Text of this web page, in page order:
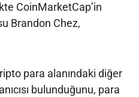
CoinMarketCap’in
Brandon Chez,
para alanındaki diğer
bulunduğunu, para